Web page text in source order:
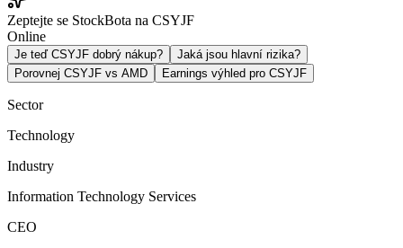
Zeptejte se StockBota na CSYJF
Online
Je teď CSYJF dobrý nákup?
Jaká jsou hlavní rizika?
Porovnej CSYJF vs AMD
Earnings výhled pro CSYJF
Sector
Technology
Industry
Information Technology Services
CEO